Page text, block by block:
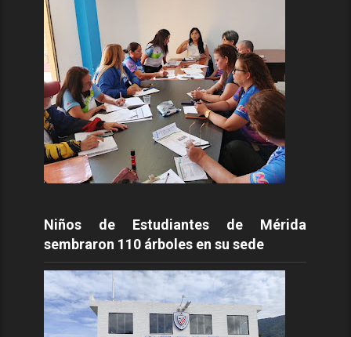
Niños de Estudiantes de Mérida
sembraron 110 árboles en su sede